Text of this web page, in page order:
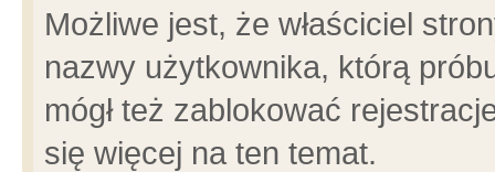
Możliwe jest, że właściciel
nazwy użytkownika, którą
mógł też zablokować
się więcej na ten temat.